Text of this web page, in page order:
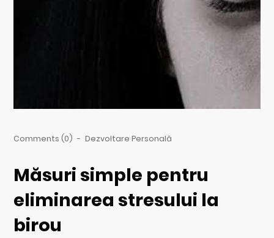
Comments (0) - Dezvoltare Personală
Măsuri simple pentru
eliminarea stresului la
birou